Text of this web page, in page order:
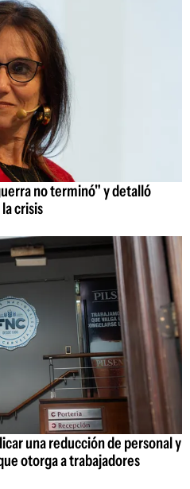
no terminó" y detalló
crisis
una reducción de personal y
otorga a trabajadores